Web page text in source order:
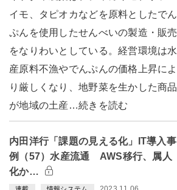
イモ、タピオカなどを原料としたでん
ぷんを使用したせんべいの製造・販売
をなりわいとしている。経営環境は水
産原料不漁やでんぷんの価格上昇によ
り厳しくなり、地野菜を生かした商品
が地域の土産…続きを読む
内田洋行「課題の見える化」IT導入事
例（57）水産流通 AWS移行、属人
化か…